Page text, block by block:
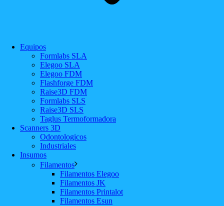
Equipos
Formlabs SLA
Elegoo SLA
Elegoo FDM
Flashforge FDM
Raise3D FDM
Formlabs SLS
Raise3D SLS
Taglus Termoformadora
Scanners 3D
Odontologicos
Industriales
Insumos
Filamentos
Filamentos Elegoo
Filamentos JK
Filamentos Printalot
Filamentos Esun